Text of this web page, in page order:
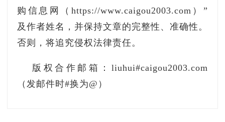
购信息网（https://www.caigou2003.com）”
及作者姓名，并保持文章的完整性、准确性。
否则，将追究侵权法律责任。
版权合作邮箱：liuhui#caigou2003.com
（发邮件时#换为@）